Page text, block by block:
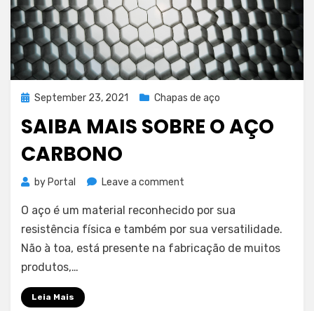
Posted
September 23, 2021 Chapas de aço
SAIBA MAIS SOBRE O AÇO
CARBONO
by Portal Leave a comment
mais
sobre
o
O aço é um material reconhecido por sua
resistência física e também por sua versatilidade.
Não à toa, está presente na fabricação de muitos
produtos,…
Leia Mais